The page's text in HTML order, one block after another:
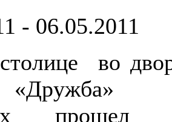
- 06.05.2011
во
прошел